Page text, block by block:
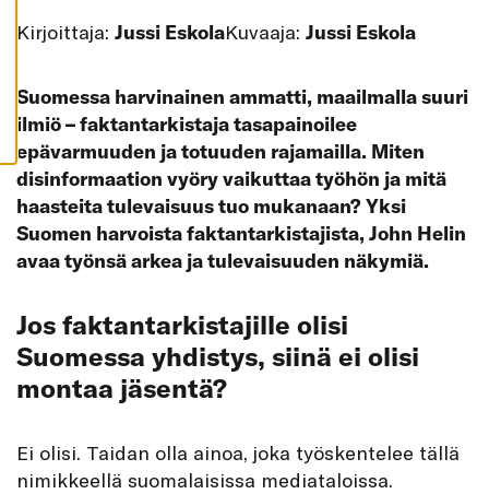
V
Ä
E
E
T
Kirjoittaja: Jussi EskolaKuvaaja: Jussi Eskola
Suomessa harvinainen ammatti, maailmalla suuri
ilmiö – faktantarkistaja tasapainoilee
epävarmuuden ja totuuden rajamailla. Miten
disinformaation vyöry vaikuttaa työhön ja mitä
haasteita tulevaisuus tuo mukanaan? Yksi
Suomen harvoista faktantarkistajista, John Helin
avaa työnsä arkea ja tulevaisuuden näkymiä.
Jos faktantarkistajille olisi
Suomessa yhdistys, siinä ei olisi
montaa jäsentä?
Ei olisi. Taidan olla ainoa, joka työskentelee tällä
nimikkeellä suomalaisissa mediataloissa.